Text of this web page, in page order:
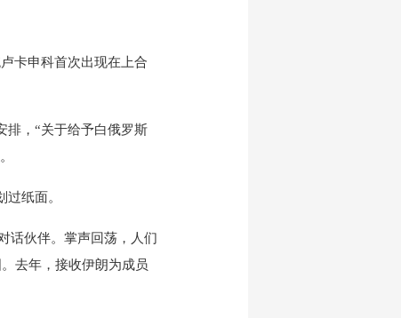
卡申科首次出现在上合
，“关于给予白俄罗斯
纸面。
话伙伴。掌声回荡，人们
去年，接收伊朗为成员